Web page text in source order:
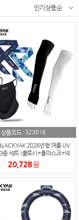
인기상품순
상품코드 : 323016
2026년형 여름 UV
종 세트 (쿨토시+쿨마스크+넥
쿨러스카프)
20,728원